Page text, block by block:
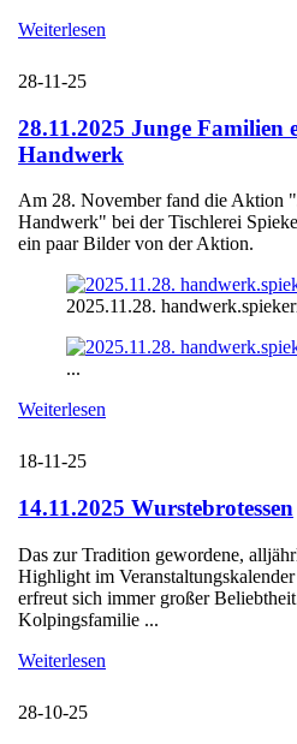
Weiterlesen
28-11-25
28.11.2025 Junge Familien
Handwerk
Am 28. November fand die Aktion
Handwerk" bei der Tischlerei
ein paar Bilder von der Aktion.
2025.11.28.
...
Weiterlesen
18-11-25
14.11.2025 Wurstebrotessen
Das zur Tradition gewordene,
Highlight im
erfreut sich immer großer
Kolpingsfamilie ...
Weiterlesen
28-10-25